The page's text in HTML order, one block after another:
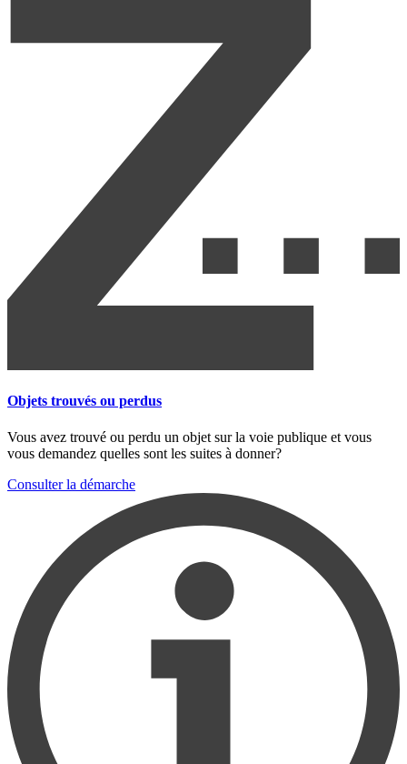
Objets trouvés ou perdus
Vous avez trouvé ou perdu un objet sur la voie publique et vous
vous demandez quelles sont les suites à donner?
Consulter la démarche